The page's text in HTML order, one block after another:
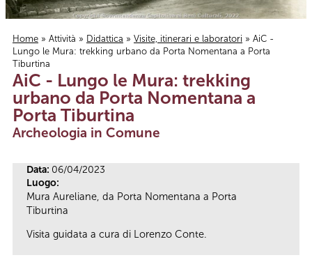
Tu sei qui
Home » Attività » Didattica » Visite, itinerari e laboratori » AiC -
Lungo le Mura: trekking urbano da Porta Nomentana a Porta
Tiburtina
AiC - Lungo le Mura: trekking
urbano da Porta Nomentana a
Porta Tiburtina
Archeologia in Comune
Data: 06/04/2023
Luogo:
Mura Aureliane, da Porta Nomentana a Porta
Tiburtina
Visita guidata a cura di Lorenzo Conte.